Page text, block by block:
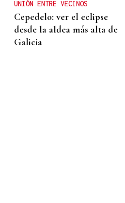
UNIÓN ENTRE VECINOS
Cepedelo: ver el eclipse
desde la aldea más alta de
Galicia